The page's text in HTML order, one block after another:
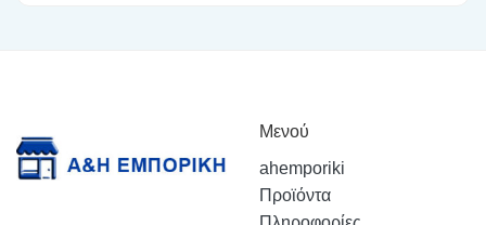
Μενού
ahemporiki
Προϊόντα